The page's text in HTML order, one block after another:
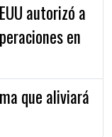
autorizó a
en
que aliviará